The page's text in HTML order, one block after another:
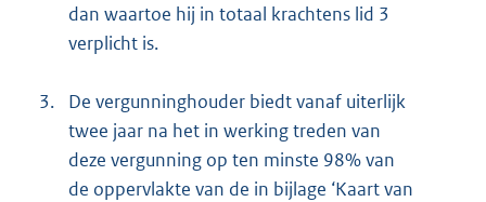
dan waartoe hij in totaal krachtens lid 3
verplicht is.
3.
De vergunninghouder biedt vanaf uiterlijk
twee jaar na het in werking treden van
deze vergunning op ten minste 98% van
de oppervlakte van de in bijlage ‘Kaart van